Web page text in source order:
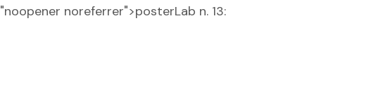
noreferrer">posterLab n. 13: